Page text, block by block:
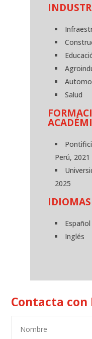
Salud
Perú, 2021
2025
IDIOMAS
Español
Inglés
Contacta